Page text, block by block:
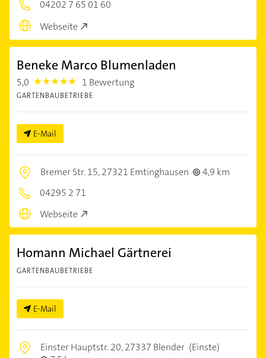
04202 7 65 01 60
Webseite
Beneke Marco Blumenladen
5,0 5.0 1 Bewertung
GARTENBAUBETRIEBE
E-Mail
Bremer Str. 15,27321 Emtinghausen
4,9 km
04295 2 71
Webseite
Homann Michael Gärtnerei
GARTENBAUBETRIEBE
E-Mail
Einster Hauptstr. 20,27337 Blender (Einste)